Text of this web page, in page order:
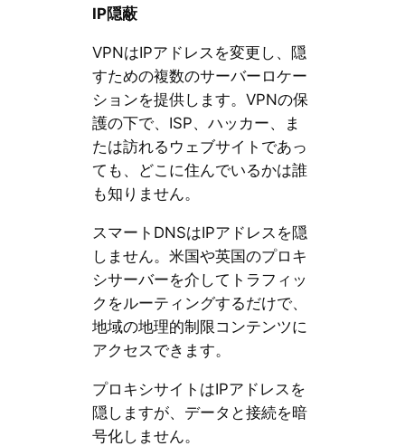
IP隠蔽
VPNはIPアドレスを変更し、隠
すための複数のサーバーロケー
ションを提供します。VPNの保
護の下で、ISP、ハッカー、ま
たは訪れるウェブサイトであっ
ても、どこに住んでいるかは誰
も知りません。
スマートDNSはIPアドレスを隠
しません。米国や英国のプロキ
シサーバーを介してトラフィッ
クをルーティングするだけで、
地域の地理的制限コンテンツに
アクセスできます。
プロキシサイトはIPアドレスを
隠しますが、データと接続を暗
号化しません。